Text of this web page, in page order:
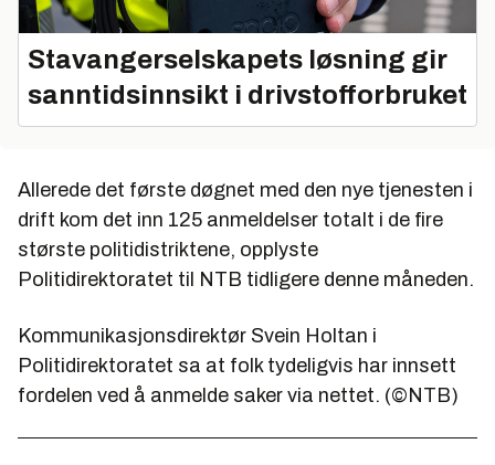
Stavangerselskapets løsning gir
sanntidsinnsikt i drivstofforbruket
Allerede det første døgnet med den nye tjenesten i
drift kom det inn 125 anmeldelser totalt i de fire
største politidistriktene, opplyste
Politidirektoratet til NTB tidligere denne måneden.
Kommunikasjonsdirektør Svein Holtan i
Politidirektoratet sa at folk tydeligvis har innsett
fordelen ved å anmelde saker via nettet. (©NTB)